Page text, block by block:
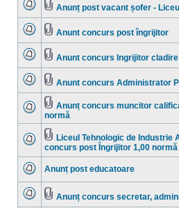
sunt
mesaje
necitite
Fişier(e)
Anunț post vacant șofer -
sunt
mesaje
necitite
Anunt concurs post îngrijitor
sunt
mesaje
necitite
Anunt concurs Ingrijitor
sunt
mesaje
necitite
Anunt concurs Administrator
Nu
sunt
mesaje
necitite
Fişier(e)
ataşat(e)
Anunț concurs muncitor
normă
Nu
sunt
mesaje
necitite
Fişier(e)
ataşat(e)
Liceul Tehnologic de Industrie
concurs post Îngrijitor 1,00
sunt
mesaje
necitite
Anunț post educatoare
Fişier(e)
Anunț concurs secretar,